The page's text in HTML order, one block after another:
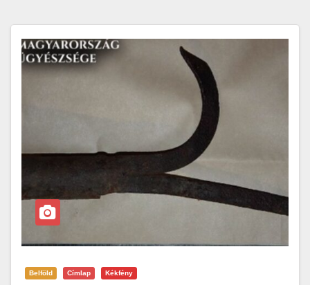
Belföld Címlap Kékfény